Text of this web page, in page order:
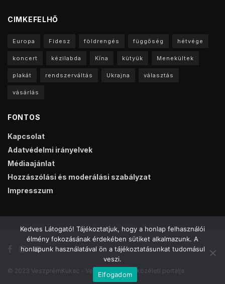
CIMKEFELHŐ
Europa Fidesz földrengés függőség hétvége
koncert kézilabda Kína kütyük Menekültek
plakát rendszerváltás Ukrajna választás
vásárlás
FONTOS
Kapcsolat
Adatvédelmi irányelvek
Médiaajánlat
Hozzászólási és moderálási szabályzat
Impresszum
© 2023 VeszprémKukac - Veszprém online közéleti portálja
Kedves Látogató! Tájékoztatjuk, hogy a honlap felhasználói
élmény fokozásának érdekében sütiket alkalmazunk. A
honlapunk használatával ön a tájékoztatásunkat tudomásul
veszi.
Elfogadom